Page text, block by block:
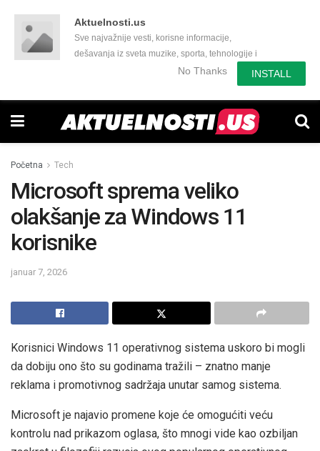
Aktuelnosti.us
Sve najvažnije vesti, korisne informacije,
dešavanja iz sveta muzike, sporta, tehnologije i
još mnogo toga zanimljivog.No Thanks INSTALL
Početna Tech
Microsoft sprema veliko
olakšanje za Windows 11
korisnike
januar 7, 2026
Korisnici Windows 11 operativnog sistema uskoro bi mogli
da dobiju ono što su godinama tražili – znatno manje
reklama i promotivnog sadržaja unutar samog sistema.
Microsoft je najavio promene koje će omogućiti veću
kontrolu nad prikazom oglasa, što mnogi vide kao ozbiljan